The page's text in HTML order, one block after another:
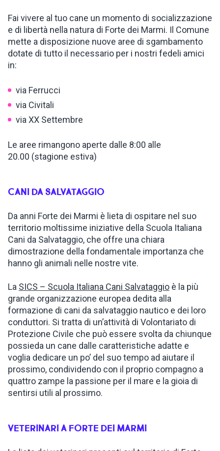
Fai vivere al tuo cane un momento di socializzazione
e di libertà nella natura di Forte dei Marmi. Il Comune
mette a disposizione nuove aree di sgambamento
dotate di tutto il necessario per i nostri fedeli amici
in:
via Ferrucci
via Civitali
via XX Settembre
Le aree rimangono aperte dalle 8:00 alle
20.00 (stagione estiva)
CANI DA SALVATAGGIO
Da anni Forte dei Marmi è lieta di ospitare nel suo
territorio moltissime iniziative della Scuola Italiana
Cani da Salvataggio, che offre una chiara
dimostrazione della fondamentale importanza che
hanno gli animali nelle nostre vite.
La SICS – Scuola Italiana Cani Salvataggio è la più
grande organizzazione europea dedita alla
formazione di cani da salvataggio nautico e dei loro
conduttori. Si tratta di un’attività di Volontariato di
Protezione Civile che può essere svolta da chiunque
possieda un cane dalle caratteristiche adatte e
voglia dedicare un po’ del suo tempo ad aiutare il
prossimo, condividendo con il proprio compagno a
quattro zampe la passione per il mare e la gioia di
sentirsi utili al prossimo.
VETERINARI A FORTE DEI MARMI